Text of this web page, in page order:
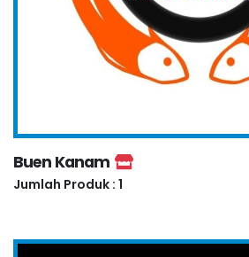
Buen Kanam
Jumlah Produk : 1